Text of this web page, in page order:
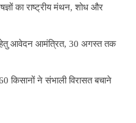
का राष्ट्रीय मंथन, शोध और
हेतु आवेदन आमंत्रित, 30 अगस्त तक
किसानों ने संभाली विरासत बचाने